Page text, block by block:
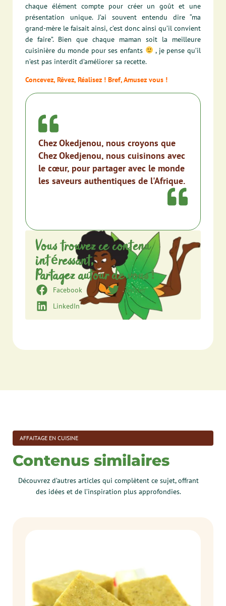
chaque élément compte pour créer un goût et une
présentation unique. J’ai souvent entendu dire “ma
grand-mère le faisait ainsi, c’est donc ainsi qu’il convient
de faire”. Bien que chaque maman soit la meilleure
cuisinière du monde pour ses enfants
, je pense qu’il
n’est pas interdit d’améliorer sa recette.
Concevez, Rêvez, Réalisez ! Bref, Amusez vous !
Chez Okedjenou, nous croyons que
Chez Okedjenou, nous cuisinons avec
le cœur, pour partager avec le monde
les saveurs authentiques de l'Afrique.
Vous trouvez ce contenu
intéressant,
Partagez autour de vous !
Facebook
Twitter
LinkedIn
AFFAITAGE EN CUISINE
Contenus similaires
Découvrez d’autres articles qui complètent ce sujet, offrant
des idées et de l’inspiration plus approfondies.